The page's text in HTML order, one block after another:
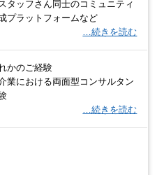
タッフさん同士のコミュニティ
プラットフォームなど
…続きを読む
かのご経験
業における両面型コンサルタン
…続きを読む